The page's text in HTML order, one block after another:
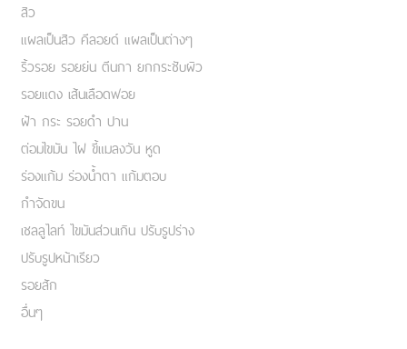
สิว
แผลเป็นสิว คีลอยด์ แผลเป็นต่างๆ
ริ้วรอย รอยย่น ตีนกา ยกกระชับผิว
รอยแดง เส้นเลือดฟอย
ฝ้า กระ รอยดำ ปาน
ต่อมไขมัน ไฝ ขี้แมลงวัน หูด
ร่องแก้ม ร่องน้ำตา แก้มตอบ
กำจัดขน
เชลลูไลท์ ไขมันส่วนเกิน ปรับรูปร่าง
ปรับรูปหน้าเรียว
รอยสัก
อื่นๆ